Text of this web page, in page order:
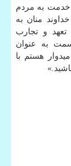
خدمت به مردم
منان به
و تجارب
به عنوان
هستم با